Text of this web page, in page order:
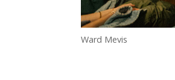
Ward Mevis